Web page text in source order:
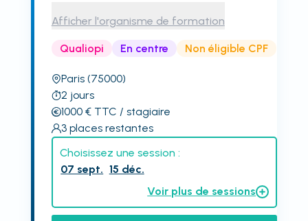
Afficher l'organisme de formation
Qualiopi En centre Non éligible CPF
Paris (75000)
2 jours
1000€ TTC / stagiaire
3 places restantes
Choisissez une session :
07 sept. 15 déc.
Voir plus de sessions